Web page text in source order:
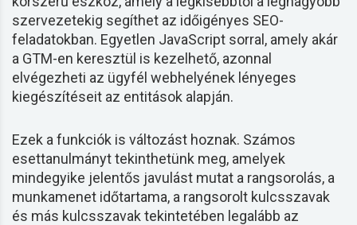
szervezetekig segíthet az időigényes SEO-
feladatokban. Egyetlen JavaScript sorral, amely akár
a GTM-en keresztül is kezelhető, azonnal
elvégezheti az ügyfél webhelyének lényeges
kiegészítéseit az entitások alapján.
Ezek a funkciók is változást hoznak. Számos
esettanulmányt tekinthetünk meg, amelyek
mindegyike jelentős javulást mutat a rangsorolás, a
munkamenet időtartama, a rangsorolt kulcsszavak
és más kulcsszavak tekintetében legalább az